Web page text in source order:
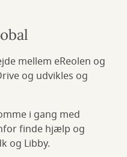
mellem eReolen og
og udvikles og
i gang med
finde hjælp og
og Libby.